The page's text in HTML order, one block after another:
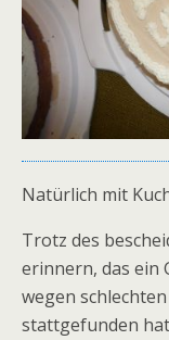
Natürlich mit
Trotz des
erinnern, das ein
wegen
stattgefunden